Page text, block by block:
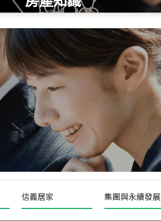
年07月 成交
十泉十美
市北投區光明路
總價
1,020萬
年 07 月 成交
四維天廈
市新竹市四維路
總價
490萬
月 成交
菁英典藏
竹市新竹市慈祥路
1,808
信義居家 集團與永續發展